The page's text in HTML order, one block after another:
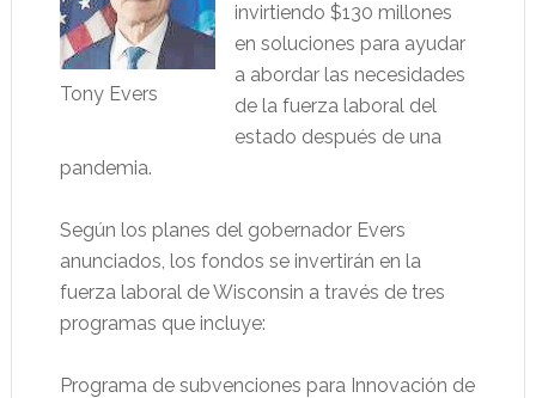
Tony Evers
invirtiendo $130 millones
en soluciones para ayudar
a abordar las necesidades
de la fuerza laboral del
estado después de una
pandemia.
Según los planes del gobernador Evers
anunciados, los fondos se invertirán en la
fuerza laboral de Wisconsin a través de tres
programas que incluye:
Programa de subvenciones para Innovación de